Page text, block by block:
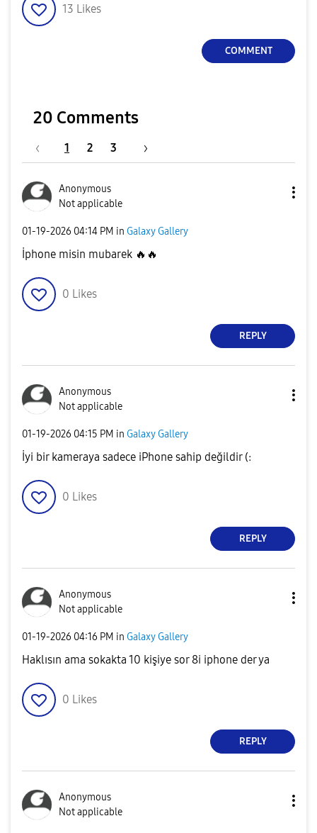
13 Likes
COMMENT
20 Comments
1 2 3
Anonymous
Not applicable
‎01-19-2026 04:14 PM in Galaxy Gallery
İphone misin mubarek 🔥 🔥
0 Likes
REPLY
Anonymous
Not applicable
‎01-19-2026 04:15 PM in Galaxy Gallery
İyi bir kameraya sadece iPhone sahip değildir (:
0 Likes
REPLY
Anonymous
Not applicable
‎01-19-2026 04:16 PM in Galaxy Gallery
Haklısın ama sokakta 10 kişiye sor 8i iphone der ya
0 Likes
REPLY
Anonymous
Not applicable